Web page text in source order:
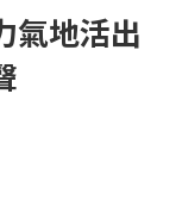
氣地活出